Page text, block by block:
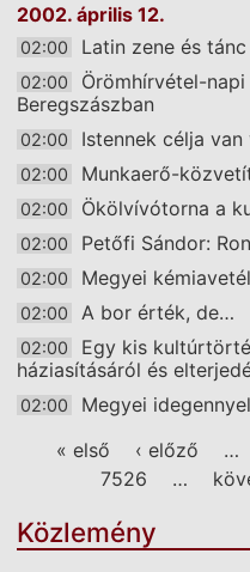
2002. április 12.
02:00 Latin zene és tánc
02:00
Örömhírvétel-napi
Beregszászban
02:00 Istennek célja van
02:00 Munkaerő-
02:00 Ökölvívótorna a
02:00 Petőfi Sándor:
02:00 Megyei
02:00 A bor érték, de…
02:00
Egy kis
háziasításáról és
02:00 Megyei
Oldalak
« első ‹ előző …
7526
…
Közlemény